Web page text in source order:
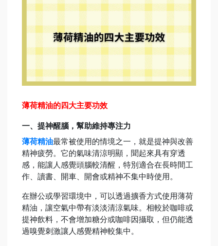
薄荷精油的四大主要功效
一、提神醒腦，幫助維持專注力
薄荷精油最常被使用的情境之一，就是提神與改善
精神疲勞。它的氣味清涼明顯，聞起來具有穿透
感，能讓人感覺頭腦較清醒，特別適合在長時間工
作、讀書、開車、開會或精神不集中時使用。
在辦公或學習環境中，可以透過擴香方式使用薄荷
精油，讓空氣中帶有淡淡清涼氣味。相較於咖啡或
提神飲料，不會增加糖分或咖啡因攝取，但仍能透
過嗅覺刺激讓人感覺精神較集中。